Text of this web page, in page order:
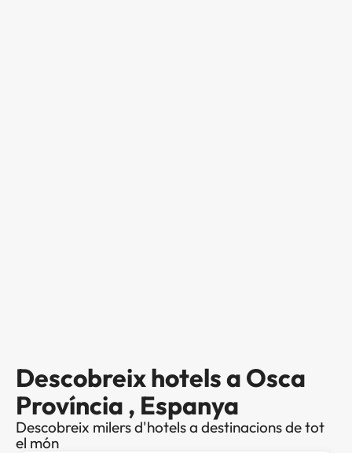
Descobreix hotels a Osca
Província , Espanya
Descobreix milers d'hotels a destinacions de tot
el món